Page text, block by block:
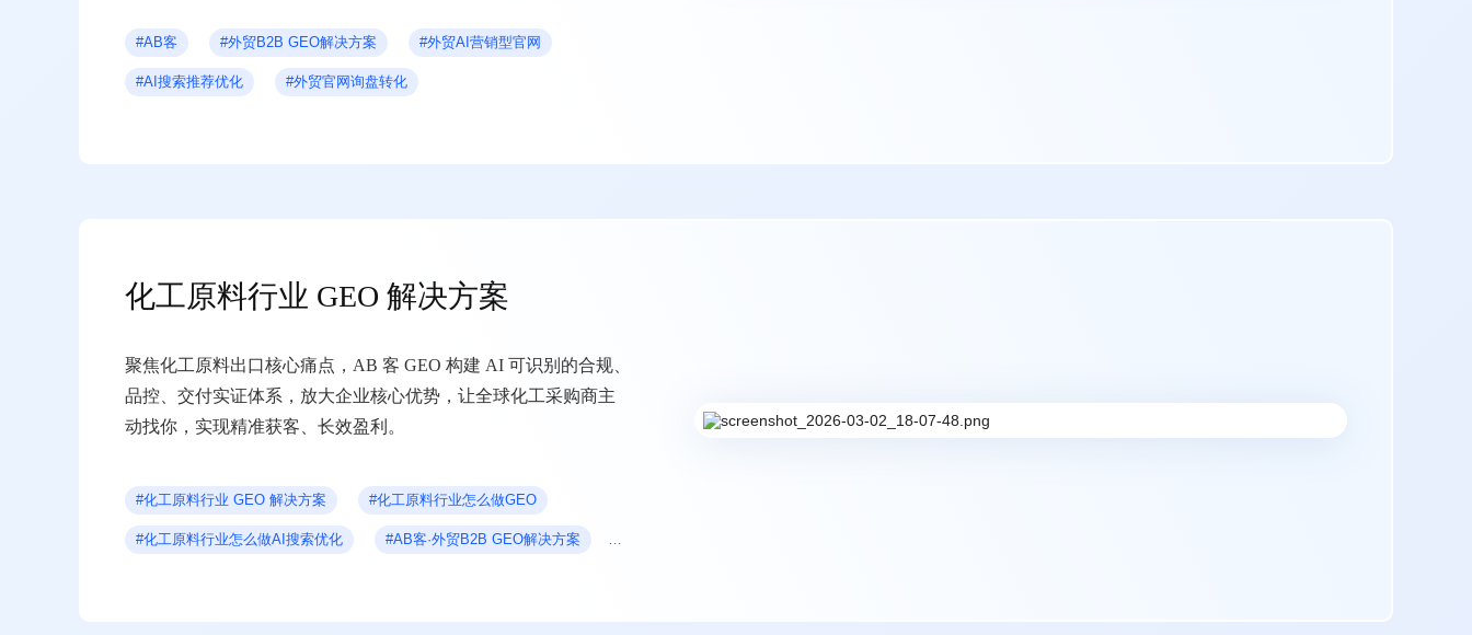
#AB客 #外贸B2B GEO解决方案 #外贸AI营销型官网
#AI搜索推荐优化 #外贸官网询盘转化
化工原料行业 GEO 解决方案
聚焦化工原料出口核心痛点，AB 客 GEO 构建 AI 可识别的合规、
品控、交付实证体系，放大企业核心优势，让全球化工采购商主
动找你，实现精准获客、长效盈利。
#化工原料行业 GEO 解决方案 #化工原料行业怎么做GEO
#化工原料行业怎么做AI搜索优化 #AB客·外贸B2B GEO解决方案